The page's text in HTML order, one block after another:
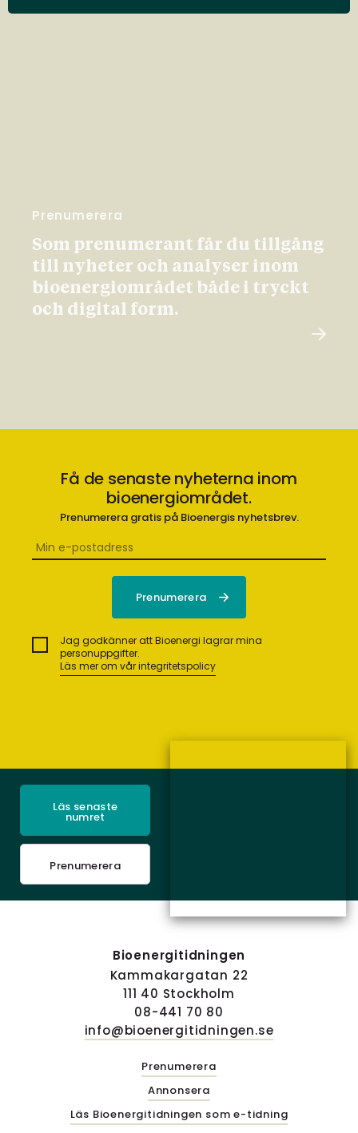
Prenumerera
Som prenumerant får du tillgång
till nyheter och analyser inom
bioenergiområdet både i tryckt
och digital form.
Få de senaste nyheterna inom
bioenergiområdet.
Prenumerera gratis på Bioenergis nyhetsbrev.
Jag godkänner att Bioenergi lagrar mina
personuppgifter.
Läs mer om vår integritetspolicy
Läs senaste
numret
Prenumerera
Bioenergitidningen
Kammakargatan 22
111 40 Stockholm
08-441 70 80
info@bioenergitidningen.se
Prenumerera
Annonsera
Läs Bioenergitidningen som e-tidning